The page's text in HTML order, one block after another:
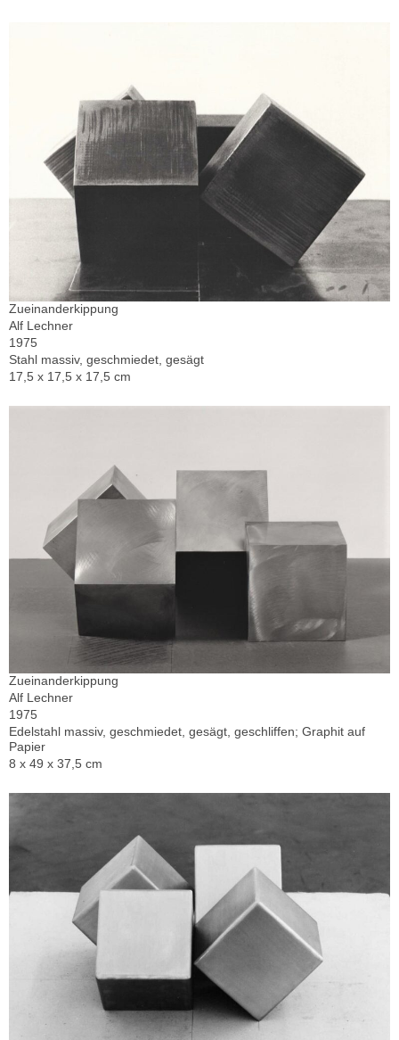
Zueinanderkippung
Alf Lechner
1975
Stahl massiv, geschmiedet, gesägt
17,5 x 17,5 x 17,5 cm
Zueinanderkippung
Alf Lechner
1975
Edelstahl massiv, geschmiedet, gesägt, geschliffen; Graphit auf
Papier
8 x 49 x 37,5 cm